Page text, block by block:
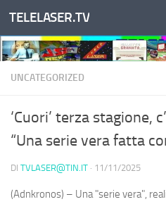
Salta al contenuto
TELELASER.TV
UNCATEGORIZED
‘Cuori’ terza stagione,
“Una serie vera fatta
DI TVLASER@TIN.IT · 11/11/2025
(Adnkronos) – Una "serie vera",